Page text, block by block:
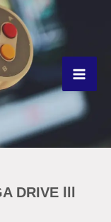
DRIVE lll